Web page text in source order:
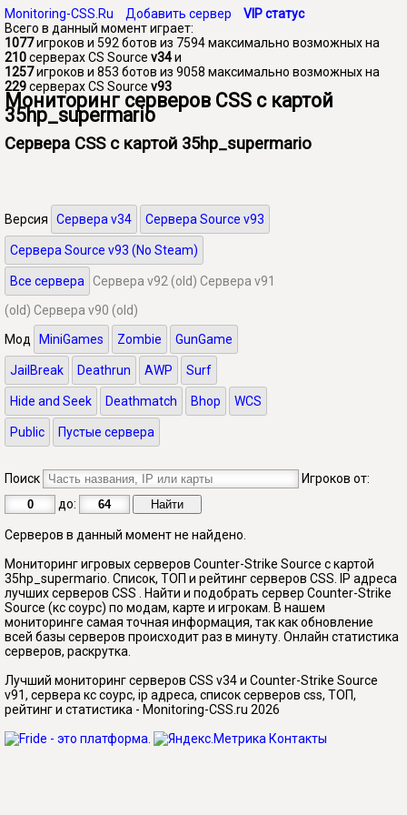
Monitoring-CSS.Ru Добавить сервер
VIP статус
Всего в данный момент играет:
1077игроков и 592 ботов из 7594 максимально возможных на
210серверах CS Source v34и
1257игроков и 853 ботов из 9058 максимально возможных на
229серверах CS Source v93
Мониторинг серверов CSS с картой
35hp_supermario
Сервера CSS с картой 35hp_supermario
Версия Сервера v34 Сервера Source v93
Сервера Source v93 (No Steam)
Все сервера Сервера v92 (old) Сервера v91
(old) Сервера v90 (old)
Мод
MiniGames Zombie GunGame
JailBreak Deathrun AWP Surf
Hide and Seek Deathmatch Bhop WCS
Public Пустые сервера
Поиск
Игроков от:
до:
Серверов в данный момент не найдено.
Мониторинг игровых серверов Counter-Strike Source с картой
35hp_supermario. Список, ТОП и рейтинг серверов CSS. IP адреса
лучших серверов CSS . Найти и подобрать сервер Counter-Strike
Source (кс соурс) по модам, карте и игрокам. В нашем
мониторинге самая точная информация, так как обновление
всей базы серверов происходит раз в минуту. Онлайн статистика
серверов, раскрутка.
Лучший мониторинг серверов CSS v34 и Counter-Strike Source
v91, сервера кс соурс, ip адреса, список серверов css, ТОП,
рейтинг и статистика - Monitoring-CSS.ru 2026
Контакты